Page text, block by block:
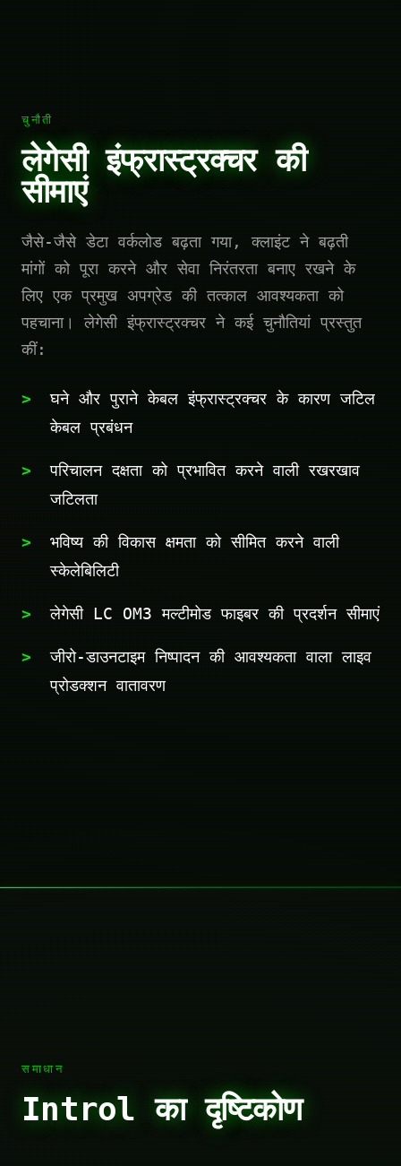
चुनौती
लेगेसी इंफ्रास्ट्रक्चर की
सीमाएं
जैसे-जैसे डेटा वर्कलोड बढ़ता गया, क्लाइंट ने बढ़ती
मांगों को पूरा करने और सेवा निरंतरता बनाए रखने के
लिए एक प्रमुख अपग्रेड की तत्काल आवश्यकता को
पहचाना। लेगेसी इंफ्रास्ट्रक्चर ने कई चुनौतियां प्रस्तुत
कीं:
घने और पुराने केबल इंफ्रास्ट्रक्चर के कारण जटिल
केबल प्रबंधन
परिचालन दक्षता को प्रभावित करने वाली रखरखाव
जटिलता
भविष्य की विकास क्षमता को सीमित करने वाली
स्केलेबिलिटी
लेगेसी LC OM3 मल्टीमोड फाइबर की प्रदर्शन सीमाएं
जीरो-डाउनटाइम निष्पादन की आवश्यकता वाला लाइव
प्रोडक्शन वातावरण
समाधान
Introl का दृष्टिकोण